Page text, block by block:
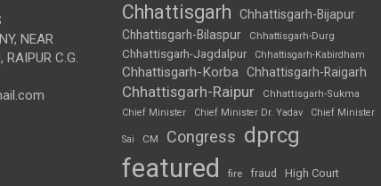
NEAR
C.G.
Chhattisgarh
Chhattisgarh-Bijapur
Chhattisgarh-Bilaspur
Chhattisgarh-Durg
Chhattisgarh-Jagdalpur Chhattisgarh-Kabirdham
Chhattisgarh-Korba Chhattisgarh-Raigarh
Chhattisgarh-Raipur
Chhattisgarh-Sukma
Chief Minister
Chief Minister Dr. Yadav Chief Minister
Sai CM Congress dprcg
featured fire fraud High Court